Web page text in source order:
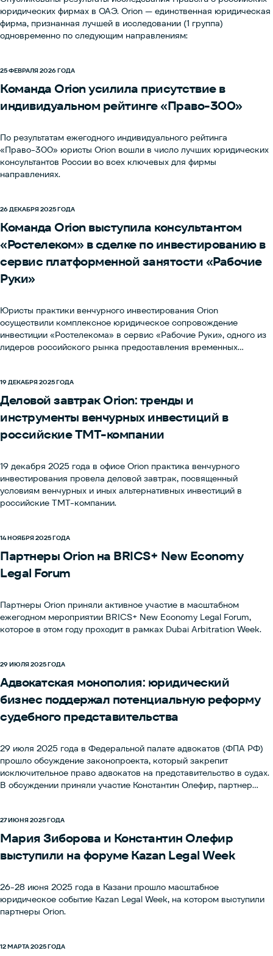
юридических фирмах в ОАЭ. Orion — единственная юридическая
фирма, признанная лучшей в исследовании (1 группа)
одновременно по следующим направлениям:
25 ФЕВРАЛЯ 2026 ГОДА
Команда Orion усилила присутствие в
индивидуальном рейтинге «Право-300»
По результатам ежегодного индивидуального рейтинга
«Право-300» юристы Orion вошли в число лучших юридических
консультантов России во всех ключевых для фирмы
направлениях.
26 ДЕКАБРЯ 2025 ГОДА
Команда Orion выступила консультантом
«Ростелеком» в сделке по инвестированию в
сервис платформенной занятости «Рабочие
Руки»
Юристы практики венчурного инвестирования Orion
осуществили комплексное юридическое сопровождение
инвестиции «Ростелекома» в сервис «Рабочие Руки», одного из
лидеров российского рынка предоставления временных
19 ДЕКАБРЯ 2025 ГОДА
Деловой завтрак Orion: тренды и
инструменты венчурных инвестиций в
российские TMT-компании
19 декабря 2025 года в офисе Orion практика венчурного
инвестирования провела деловой завтрак, посвященный
условиям венчурных и иных альтернативных инвестиций в
российские TMT-компании.
14 НОЯБРЯ 2025 ГОДА
Партнеры Orion на BRICS+ New Economy
Legal Forum
Партнеры Orion приняли активное участие в масштабном
ежегодном мероприятии BRICS+ New Economy Legal Forum,
которое в этом году проходит в рамках Dubai Arbitration Week.
29 ИЮЛЯ 2025 ГОДА
Адвокатская монополия: юридический
бизнес поддержал потенциальную реформу
судебного представительства
29 июля 2025 года в Федеральной палате адвокатов (ФПА РФ)
прошло обсуждение законопроекта, который закрепит
исключительное право адвокатов на представительство в судах.
В обсуждении приняли участие Константин Олефир, партнер
27 ИЮНЯ 2025 ГОДА
Мария Зиборова и Константин Олефир
выступили на форуме Kazan Legal Week
26-28 июня 2025 года в Казани прошло масштабное
юридическое событие Kazan Legal Week, на котором выступили
партнеры Orion.
12 МАРТА 2025 ГОДА